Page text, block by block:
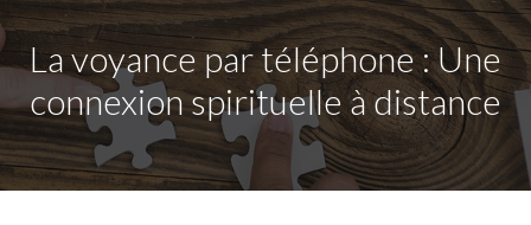
La voyance par téléphone : Une
connexion spirituelle à distance